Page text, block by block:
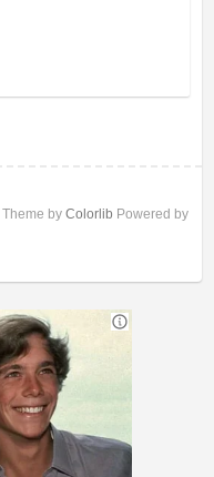
. Theme by Colorlib Powered by